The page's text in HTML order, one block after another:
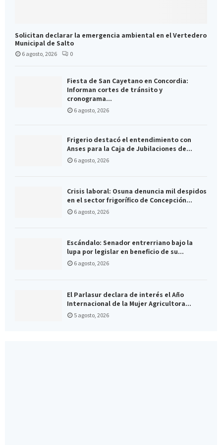
Solicitan declarar la emergencia ambiental en el Vertedero
Municipal de Salto
6 agosto, 2026 0
Fiesta de San Cayetano en Concordia:
Informan cortes de tránsito y
cronograma...
6 agosto, 2026
Frigerio destacó el entendimiento con
Anses para la Caja de Jubilaciones de...
6 agosto, 2026
Crisis laboral: Osuna denuncia mil despidos
en el sector frigorífico de Concepción...
6 agosto, 2026
Escándalo: Senador entrerriano bajo la
lupa por legislar en beneficio de su...
6 agosto, 2026
El Parlasur declara de interés el Año
Internacional de la Mujer Agricultora...
5 agosto, 2026